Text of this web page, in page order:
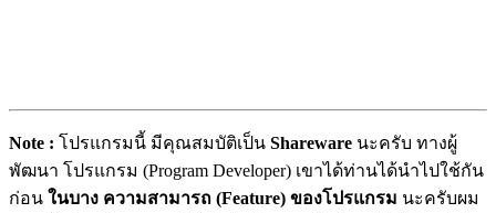
Note : โปรแกรมนี้ มีคุณสมบัติเป็น Shareware นะครับ ทางผู้
พัฒนา โปรแกรม (Program Developer) เขาได้ท่านได้นำไปใช้กัน
ก่อน ในบาง ความสามารถ (Feature) ของโปรแกรม นะครับผม